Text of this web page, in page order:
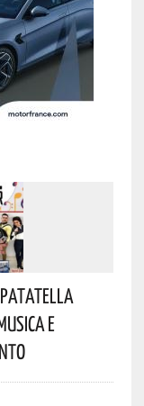
Patatella
E